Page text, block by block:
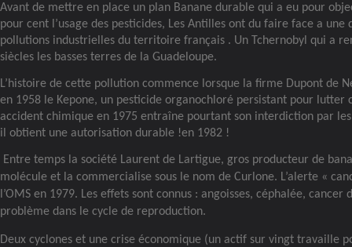
Avant de mettre en place un plan Banane durable qui a eu pour
pour cent l’usage des pesticides, Les Antilles ont du faire face a une
pollutions industrielles du territoire français . Un Tchernobyl qui a
siècles les basses terres de la Guadeloupe.
L’histoire de cette pollution commence lorsque la firme Dupont de
en 1958 le Kepone, un pesticide organochloré persistant pour lutter
accident chimique en 1975 entraîne pourtant son interdiction par les
il obtient une autorisation durable !en 1982 !
Entre temps la société Laurent de Lartigue, gros producteur de
molécule et la commercialise sous le nom de Curlone. L’alerte «
l’OMS en 1979. Les effets sont connus : angoisses, céphalée, cancer
problème dans le cycle de reproduction.
Deux cyclones et une crise économique (un actif sur vingt travaille